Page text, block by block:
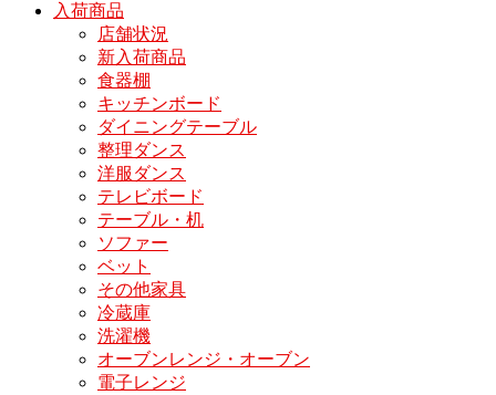
入荷商品
店舗状況
新入荷商品
食器棚
キッチンボード
ダイニングテーブル
整理ダンス
洋服ダンス
テレビボード
テーブル・机
ソファー
ベット
その他家具
冷蔵庫
洗濯機
オーブンレンジ・オーブン
電子レンジ